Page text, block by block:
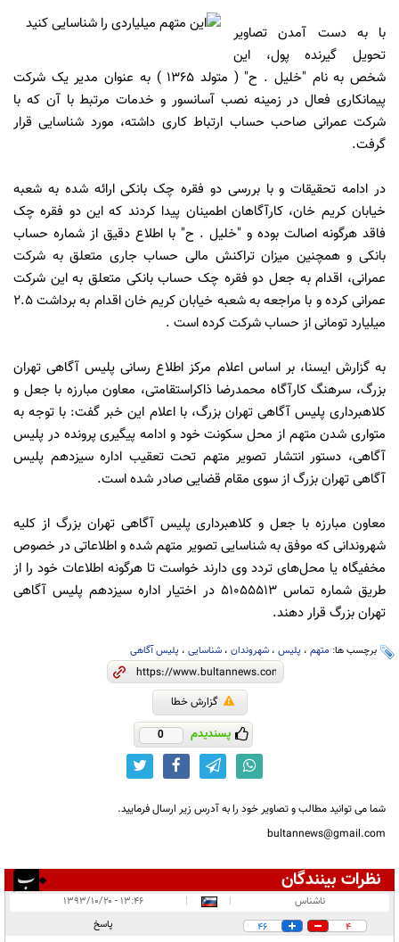
با به دست آمدن تصاویر
تحویل گیرنده پول، این
شخص به نام "خلیل . ح" ( متولد 1365 ) به عنوان مدیر یک شرکت
پیمانکاری فعال در زمینه نصب آسانسور و خدمات مرتبط با آن که با
شرکت عمرانی صاحب حساب ارتباط کاری داشته، مورد شناسایی قرار
گرفت.
در ادامه تحقیقات و با بررسی دو فقره چک بانکی ارائه شده به شعبه
خیابان کریم خان، کارآگاهان اطمینان پیدا کردند که این دو فقره چک
فاقد هرگونه اصالت بوده و "خلیل . ح" با اطلاع دقیق از شماره حساب
بانکی و همچنین میزان تراکنش مالی حساب جاری متعلق به شرکت
عمرانی، اقدام به جعل دو فقره چک حساب بانکی متعلق به این شرکت
عمرانی کرده و با مراجعه به شعبه خیابان کریم خان اقدام به برداشت 2.5
میلیارد تومانی از حساب شرکت کرده است .
به گزارش ایسنا، بر اساس اعلام مرکز اطلاع رسانی پلیس آگاهی تهران
بزرگ، سرهنگ کارآگاه محمدرضا ذاکراستقامتی، معاون مبارزه با جعل و
کلاهبرداری پلیس آگاهی تهران بزرگ، با اعلام این خبر گفت: با توجه به
متواری شدن متهم از محل سکونت خود و ادامه پیگیری پرونده در پلیس
آگاهی، دستور انتشار تصویر متهم تحت تعقیب اداره سیزدهم پلیس
آگاهی تهران بزرگ از سوی مقام قضایی صادر شده است.
معاون مبارزه با جعل و کلاهبرداری پلیس آگاهی تهران بزرگ از کلیه
شهروندانی که موفق به شناسایی تصویر متهم شده و اطلاعاتی در خصوص
مخفیگاه یا محل‌های تردد وی دارند خواست تا هرگونه اطلاعات خود را از
طریق شماره تماس 51055513 در اختیار اداره سیزدهم پلیس آگاهی
تهران بزرگ قرار دهند.
برچسب ها: متهم ، پلیس ، شهروندان ، شناسایی ، پلیس آگاهی
گزارش خطا
پسندیدم 0
شما می توانید مطالب و تصاویر خود را به آدرس زیر ارسال فرمایید.
bultannews@gmail.com
نظرات بینندگان
در انتظار بررسی:
ناشناس |
|
۱۳:۴۶ - ۱۳۹۳/۱۰/۲۰
4
46 پاسخ